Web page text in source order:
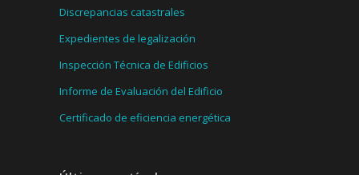
Discrepancias catastrales
Expedientes de legalización
Inspección Técnica de Edificios
Informe de Evaluación del Edificio
Certificado de eficiencia energética